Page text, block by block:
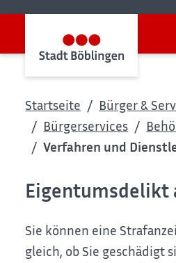
Startseite
Bürger &
Bürgerservices
Verfahren und
Eigentumsdelikt
Sie können eine
gleich, ob Sie geschädigt